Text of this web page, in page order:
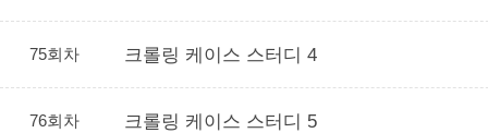
75회차 크롤링 케이스 스터디 4
76회차 크롤링 케이스 스터디 5